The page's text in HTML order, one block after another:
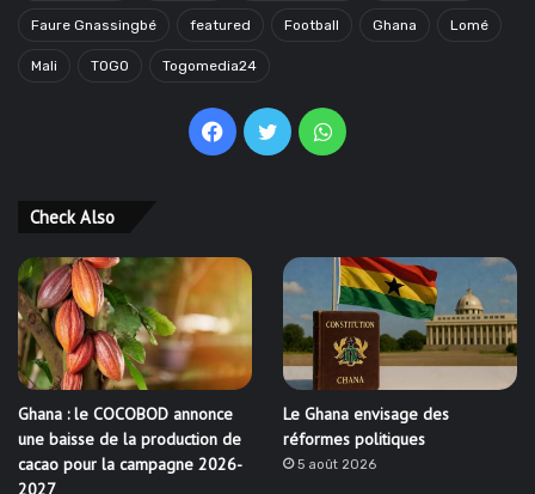
Faure Gnassingbé featured Football Ghana Lomé
Mali TOGO Togomedia24
Facebook
TwitterWhatsApp
Check Also
Ghana : le COCOBOD annonce
une baisse de la production de
cacao pour la campagne 2026-
2027
Le Ghana envisage des
réformes politiques
5 août 2026